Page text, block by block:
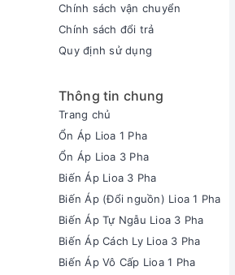
Chính sách vận chuyển
Chính sách đổi trả
Quy định sử dụng
Thông tin chung
Trang chủ
Ổn Áp Lioa 1 Pha
Ổn Áp Lioa 3 Pha
Biến Áp Lioa 3 Pha
Biến Áp (Đổi nguồn) Lioa 1 Pha
Biến Áp Tự Ngẫu Lioa 3 Pha
Biến Áp Cách Ly Lioa 3 Pha
Biến Áp Vô Cấp Lioa 1 Pha